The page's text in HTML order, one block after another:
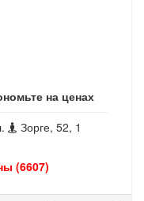
на ценах
Зорге, 52, 1
(6607)